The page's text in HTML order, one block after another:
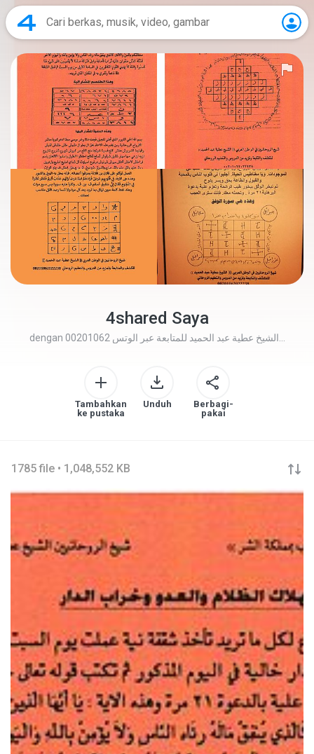
4shared Saya
dengan
Tambahkan
ke pustaka
Unduh
Berbagi-
pakai
1785 file • 1,048,552 KB